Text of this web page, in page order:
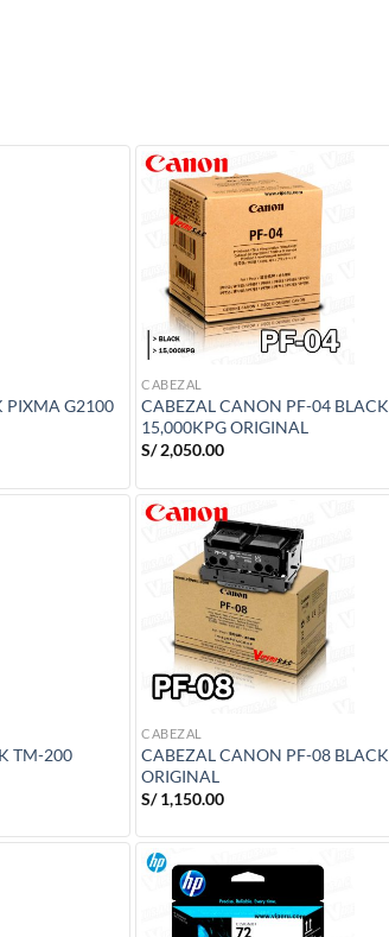
PIXMA G2100
CABEZAL
CABEZAL CANON PF-04
15,000KPG ORIGINAL
S/2,050.00
TM-200
CABEZAL
CABEZAL CANON PF-08
ORIGINAL
S/1,150.00